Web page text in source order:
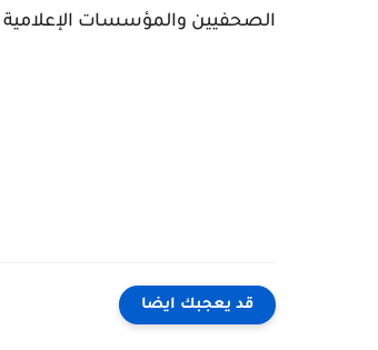
الصحفيين والمؤسسات
قد يعجبك ايضا